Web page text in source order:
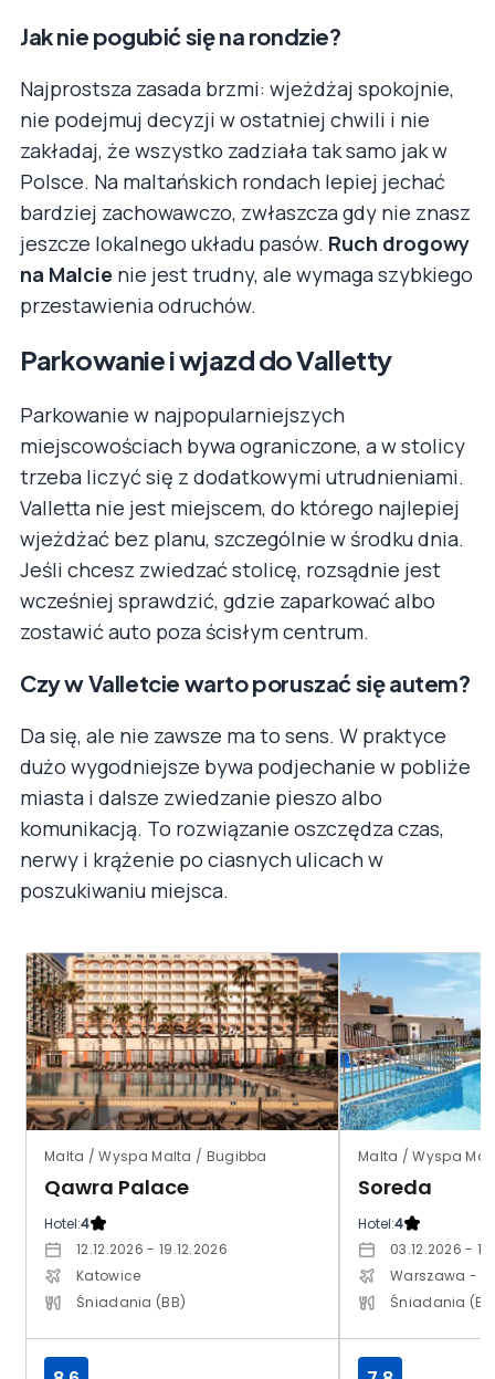
Jak nie pogubić się na rondzie?
Najprostsza zasada brzmi: wjeżdżaj spokojnie,
nie podejmuj decyzji w ostatniej chwili i nie
zakładaj, że wszystko zadziała tak samo jak w
Polsce. Na maltańskich rondach lepiej jechać
bardziej zachowawczo, zwłaszcza gdy nie znasz
jeszcze lokalnego układu pasów. Ruch drogowy
na Malcie nie jest trudny, ale wymaga szybkiego
przestawienia odruchów.
Parkowanie i wjazd do Valletty
Parkowanie w najpopularniejszych
miejscowościach bywa ograniczone, a w stolicy
trzeba liczyć się z dodatkowymi utrudnieniami.
Valletta nie jest miejscem, do którego najlepiej
wjeżdżać bez planu, szczególnie w środku dnia.
Jeśli chcesz zwiedzać stolicę, rozsądnie jest
wcześniej sprawdzić, gdzie zaparkować albo
zostawić auto poza ścisłym centrum.
Czy w Valletcie warto poruszać się autem?
Da się, ale nie zawsze ma to sens. W praktyce
dużo wygodniejsze bywa podjechanie w pobliże
miasta i dalsze zwiedzanie pieszo albo
komunikacją. To rozwiązanie oszczędza czas,
nerwy i krążenie po ciasnych ulicach w
poszukiwaniu miejsca.
Malta / Wyspa Malta / Bugibba
Qawra Palace
Hotel:4
12.12.2026 - 19.12.2026
Katowice
Śniadania (BB)
Malta / Wyspa
Soreda
Hotel:4
03.12.2026 -
Warszawa -
Śniadania